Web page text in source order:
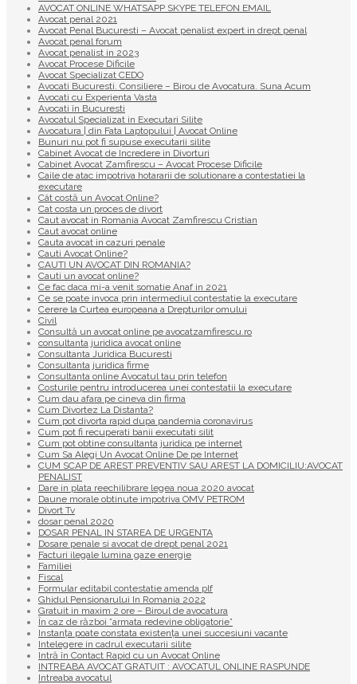
AVOCAT ONLINE WHATSAPP SKYPE TELEFON EMAIL
Avocat penal 2021
Avocat Penal Bucuresti – Avocat penalist expert in drept penal
Avocat penal forum
Avocat penalist in 2023
Avocat Procese Dificile
Avocat Specializat CEDO
Avocati Bucuresti. Consiliere – Birou de Avocatura. Suna Acum
Avocati cu Experienta Vasta
Avocati în Bucuresti
Avocatul Specializat in Executari Silite
Avocatura | din Fata Laptopului | Avocat Online
Bunuri nu pot fi supuse executarii silite
Cabinet Avocat de Incredere in Divorturi
Cabinet Avocat Zamfirescu – Avocat Procese Dificile
Caile de atac impotriva hotararii de solutionare a contestatiei la
executare
Cât costă un Avocat Online?
Cat costa un proces de divort
Caut avocat in Romania Avocat Zamfirescu Cristian
Caut avocat online
Cauta avocat in cazuri penale
Cauti Avocat Online?
CAUTI UN AVOCAT DIN ROMANIA?
Cauti un avocat online?
Ce fac daca mi-a venit somatie Anaf in 2021
Ce se poate invoca prin intermediul contestatie la executare
Cerere la Curtea europeana a Drepturilor omului
Civil
Consultă un avocat online pe avocatzamfirescu.ro
consultanta juridica avocat online
Consultanta Juridica Bucuresti
Consultanta juridica firme
Consultanta online Avocatul tau prin telefon
Costurile pentru introducerea unei contestatii la executare
Cum dau afara pe cineva din firma
Cum Divortez La Distanta?
Cum pot divorta rapid dupa pandemia coronavirus
Cum pot fi recuperati banii executati silit
Cum pot obtine consultanta juridica pe internet
Cum Sa Alegi Un Avocat Online De pe Internet
CUM SCAP DE AREST PREVENTIV SAU AREST LA DOMICILIU:AVOCAT
PENALIST
Dare in plata reechilibrare legea noua 2020 avocat
Daune morale obtinute impotriva OMV PETROM
Divort Tv
dosar penal 2020
DOSAR PENAL IN STAREA DE URGENTA
Dosare penale si avocat de drept penal 2021
Facturi ilegale lumina gaze energie
Familiei
Fiscal
Formular editabil contestatie amenda plf
Ghidul Pensionarului In Romania 2022
Gratuit in maxim 2 ore – Biroul de avocatura
În caz de război ”armata redevine obligatorie”
Instanța poate constata existenţa unei succesiuni vacante
Intelegere in cadrul executarii silite
Intră în Contact Rapid cu un Avocat Online
INTREABA AVOCAT GRATUIT : AVOCATUL ONLINE RASPUNDE
Intreaba avocatul